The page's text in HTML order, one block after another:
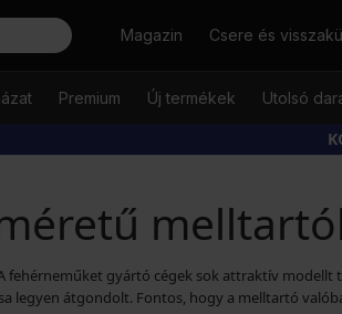
KeresésMagazin Csere és
Premium Új termékek Utolsó
gyártó cégek sok attraktív modellt
átgondolt. Fontos, hogy a melltartó